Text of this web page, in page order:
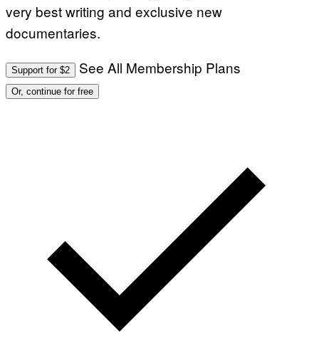
very best writing and exclusive new
documentaries.
Support for $2 See All Membership Plans
Or, continue for free